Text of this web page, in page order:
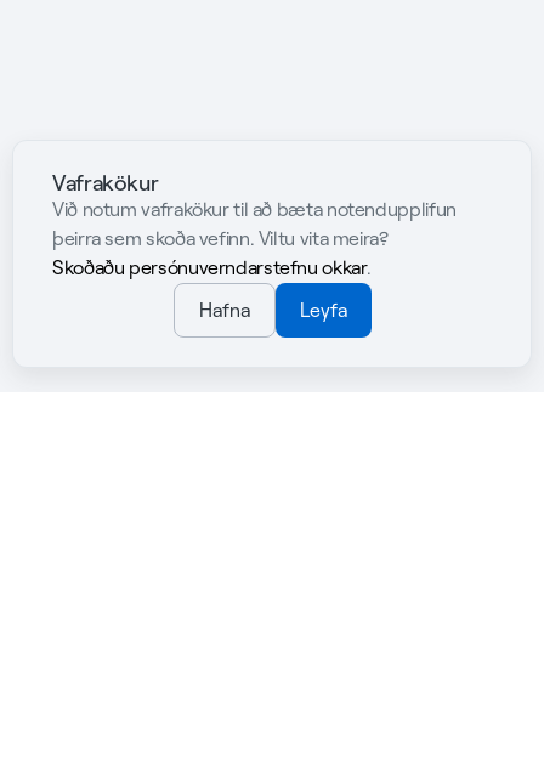
Vafrakökur
Við notum vafrakökur til að bæta notendupplifun
þeirra sem skoða vefinn. Viltu vita meira?
Skoðaðu persónuverndarstefnu okkar.
Hafna
Leyfa